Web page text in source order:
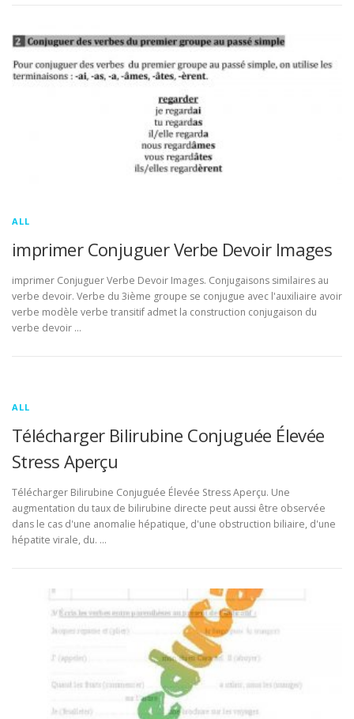
ALL
imprimer Conjuguer Verbe Devoir Images
imprimer Conjuguer Verbe Devoir Images. Conjugaisons similaires au
verbe devoir. Verbe du 3ième groupe se conjugue avec l'auxiliaire avoir
verbe modèle verbe transitif admet la construction conjugaison du
verbe devoir …
ALL
Télécharger Bilirubine Conjuguée Élevée
Stress Aperçu
Télécharger Bilirubine Conjuguée Élevée Stress Aperçu. Une
augmentation du taux de bilirubine directe peut aussi être observée
dans le cas d'une anomalie hépatique, d'une obstruction biliaire, d'une
hépatite virale, du. …